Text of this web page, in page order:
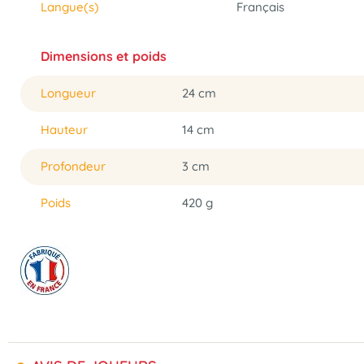
Langue(s) Français
Dimensions et poids
Longueur 24 cm
Hauteur 14 cm
Profondeur 3 cm
Poids 420 g